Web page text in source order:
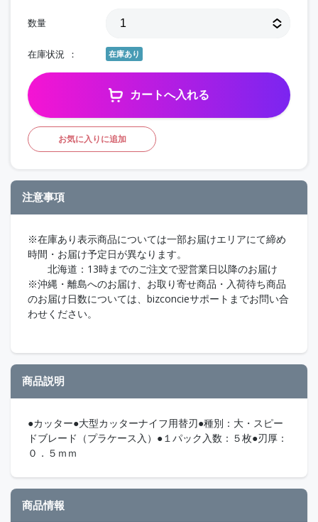
数量
在庫状況 在庫あり
カートへ入れる
お気に入りに追加
注意事項
※在庫あり表示商品については一部お届けエリアにて締め
時間・お届け予定日が異なります。
北海道：13時までのご注文で翌営業日以降のお届け
※沖縄・離島へのお届け、お取り寄せ商品・入荷待ち商品
のお届け日数については、bizconcieサポートまでお問い合
わせください。
商品説明
●カッター●大型カッターナイフ用替刃●種別：大・スピー
ドブレード（プラケース入）●１パック入数：５枚●刃厚：
０．５ｍｍ
商品情報